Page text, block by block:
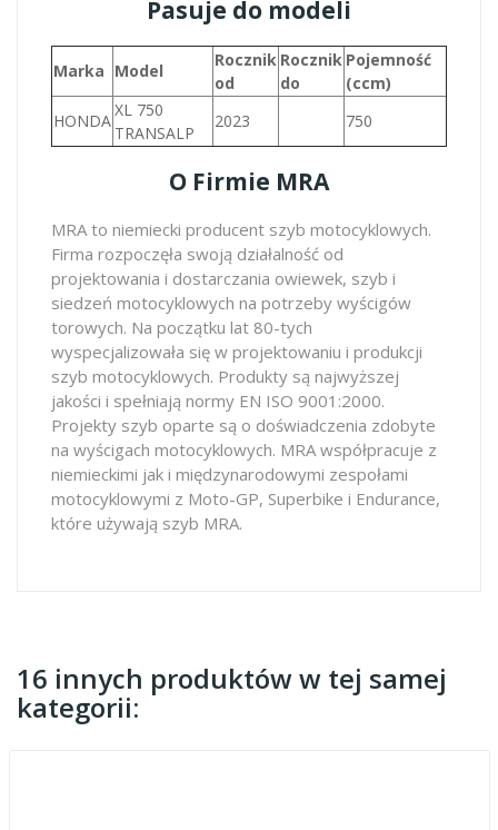
Pasuje do modeli
Marka Model
Rocznik
od
Rocznik
do
Pojemność
(ccm)
HONDA
XL 750
TRANSALP
2023 750
O Firmie MRA
MRA to niemiecki producent szyb motocyklowych.
Firma rozpoczęła swoją działalność od
projektowania i dostarczania owiewek, szyb i
siedzeń motocyklowych na potrzeby wyścigów
torowych. Na początku lat 80-tych
wyspecjalizowała się w projektowaniu i produkcji
szyb motocyklowych. Produkty są najwyższej
jakości i spełniają normy EN ISO 9001:2000.
Projekty szyb oparte są o doświadczenia zdobyte
na wyścigach motocyklowych. MRA współpracuje z
niemieckimi jak i międzynarodowymi zespołami
motocyklowymi z Moto-GP, Superbike i Endurance,
które używają szyb MRA.
16 innych produktów w tej samej
kategorii: